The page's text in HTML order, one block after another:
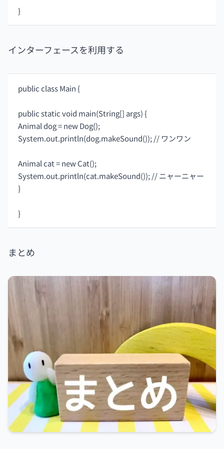
}
インターフェースを利用する
public class Main {
public static void main(String[] args) {
Animal dog = new Dog();
System.out.println(dog.makeSound()); // ワンワン
Animal cat = new Cat();
System.out.println(cat.makeSound()); // ニャーニャー
}
}
まとめ